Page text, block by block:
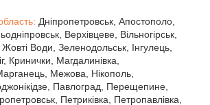
Дніпропетровськ, Апостополо,
Верхівцеве, Вільногірськ,
Води, Зеленодольськ, Інгулець,
Кринички, Магдалинівка,
Межова, Нікополь,
Павлоград, Перещепине,
Петриківка, Петропавлівка,